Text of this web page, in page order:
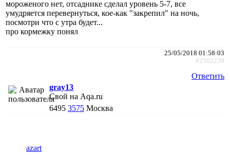
мороженого нет, отсаднике сделал уровень 5-7, все
умудряется перевернуться, кое-как "закрепил" на ночь,
посмотри что с утра будет...
про кормежку понял
25/05/2018 01:58:03
#2502239
Ответить
gray13
Свой на Aqa.ru
6495 3575 Москва
azart